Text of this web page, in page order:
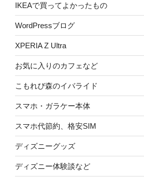
IKEAで買ってよかったもの
WordPressブログ
XPERIA Z Ultra
お気に入りのカフェなど
こもれび森のイバライド
スマホ・ガラケー本体
スマホ代節約、格安SIM
ディズニーグッズ
ディズニー体験談など